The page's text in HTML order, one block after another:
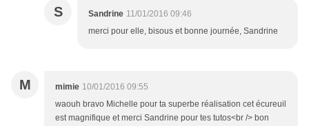
S Sandrine 11/01/2016 09:46
merci pour elle, bisous et bonne journée, Sandrine
M mimie 10/01/2016 09:55
waouh bravo Michelle pour ta superbe réalisation cet écureuil
est magnifique et merci Sandrine pour tes tutos<br /> bon